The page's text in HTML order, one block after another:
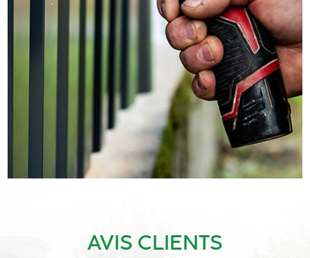
AVIS CLIENTS